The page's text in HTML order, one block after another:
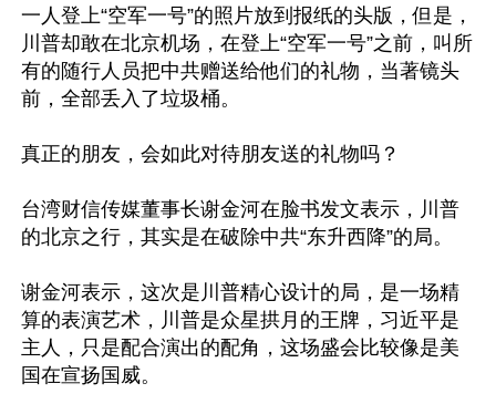
一人登上“空军一号”的照片放到报纸的头版，但是，
川普却敢在北京机场，在登上“空军一号”之前，叫所
有的随行人员把中共赠送给他们的礼物，当著镜头
前，全部丢入了垃圾桶。
真正的朋友，会如此对待朋友送的礼物吗？
台湾财信传媒董事长谢金河在脸书发文表示，川普
的北京之行，其实是在破除中共“东升西降”的局。
谢金河表示，这次是川普精心设计的局，是一场精
算的表演艺术，川普是众星拱月的王牌，习近平是
主人，只是配合演出的配角，这场盛会比较像是美
国在宣扬国威。